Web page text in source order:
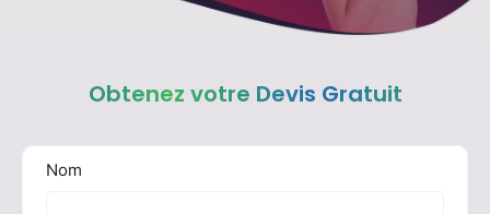
Obtenez votre Devis Gratuit